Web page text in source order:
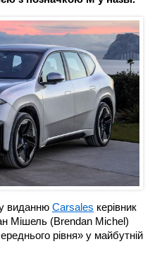
виданню Carsales керівник
Мішель (Brendan Michel)
рівня» у майбутній